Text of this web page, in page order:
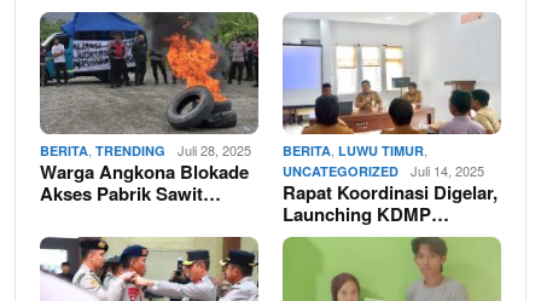
BERITA, TRENDING Juli 28, 2025
Warga Angkona Blokade
Akses Pabrik Sawit…
BERITA, LUWU TIMUR,
UNCATEGORIZED Juli 14, 2025
Rapat Koordinasi Digelar,
Launching KDMP…